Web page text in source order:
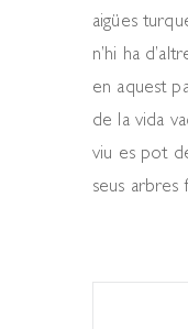
aigües
n’hi ha
en aquest
de la vida
viu es pot
seus arbres